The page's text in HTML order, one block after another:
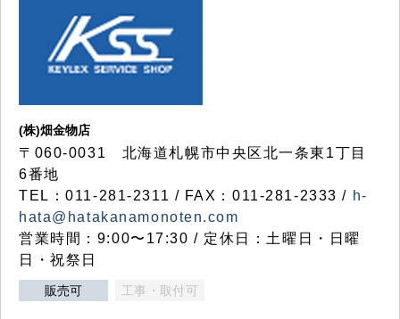
(株)畑金物店
〒060-0031 北海道札幌市中央区北一条東1丁目
6番地
TEL：011-281-2311 / FAX：011-281-2333 / h-
hata@hatakanamonoten.com
営業時間：9:00〜17:30 / 定休日：土曜日・日曜
日・祝祭日
販売可 工事・取付可